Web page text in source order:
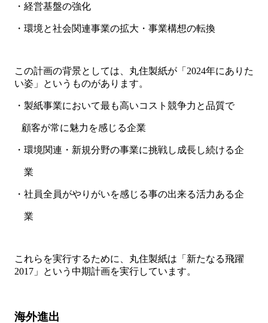
・経営基盤の強化
・環境と社会関連事業の拡大・事業構想の転換
この計画の背景としては、丸住製紙が「2024年にありた
い姿」というものがあります。
・製紙事業において最も高いコスト競争力と品質で
顧客が常に魅力を感じる企業
・環境関連・新規分野の事業に挑戦し成長し続ける企
業
・社員全員がやりがいを感じる事の出来る活力ある企
業
これらを実行するために、丸住製紙は「新たなる飛躍
2017」という中期計画を実行しています。
海外進出